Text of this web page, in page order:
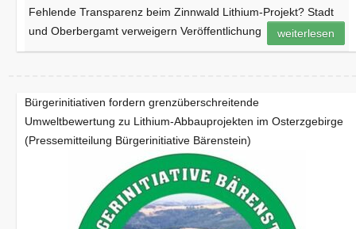
Fehlende Transparenz beim Zinnwald Lithium-Projekt? Stadt
und Oberbergamt verweigern Veröffentlichung
weiterlesen
Bürgerinitiativen fordern grenzüberschreitende
Umweltbewertung zu Lithium-Abbauprojekten im Osterzgebirge
(Pressemitteilung Bürgerinitiative Bärenstein)